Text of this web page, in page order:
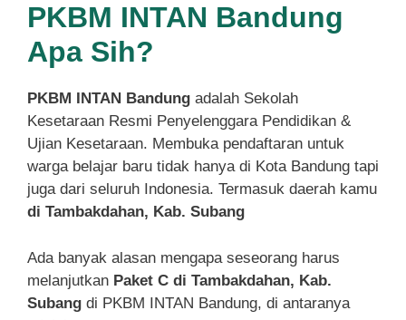
PKBM INTAN Bandung
Apa Sih?
PKBM INTAN Bandung adalah Sekolah
Kesetaraan Resmi Penyelenggara Pendidikan &
Ujian Kesetaraan. Membuka pendaftaran untuk
warga belajar baru tidak hanya di Kota Bandung tapi
juga dari seluruh Indonesia. Termasuk daerah kamu
di Tambakdahan, Kab. Subang
Ada banyak alasan mengapa seseorang harus
melanjutkan Paket C di Tambakdahan, Kab.
Subang di PKBM INTAN Bandung, di antaranya